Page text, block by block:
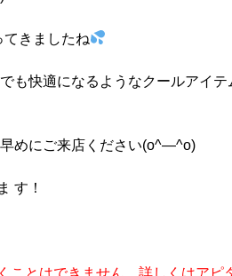
きましたね
も快適になるようなクールアイ
めにご来店ください(o^―^o)
す！
とはできません。詳しくはアピ